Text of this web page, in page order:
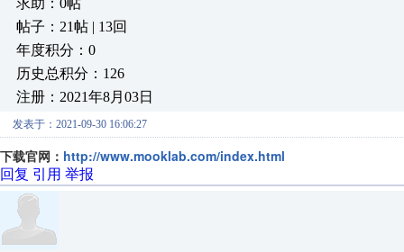
求助：0帖
帖子：21帖 | 13回
年度积分：0
历史总积分：126
注册：2021年8月03日
发表于：2021-09-30 16:06:27
下载官网： http://www.mooklab.com/index.html
回复 引用 举报